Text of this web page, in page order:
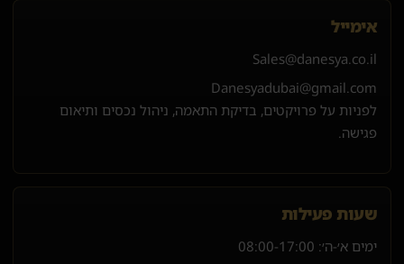
אימייל
Sales@danesya.co.il
Danesyadubai@gmail.com
לפניות על פרויקטים, בדיקת התאמה, ניהול נכסים ותיאום
פגישה.
שעות פעילות
ימים א׳-ה׳: 08:00-17:00